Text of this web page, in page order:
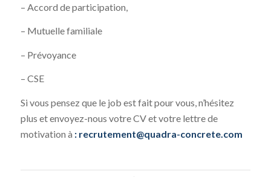
– Accord de participation,
– Mutuelle familiale
– Prévoyance
– CSE
Si vous pensez que le job est fait pour vous, n’hésitez
plus et envoyez-nous votre CV et votre lettre de
motivation à : recrutement@quadra-concrete.com